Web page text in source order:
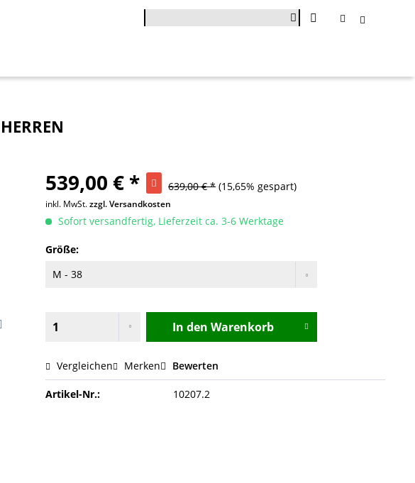
539,00 € * 639,00 € * (15,65% gespart)
inkl. MwSt.zzgl. Versandkosten
Sofort versandfertig, Lieferzeit ca. 3-6 Werktage
Größe:
In den Warenkorb
Vergleichen Merken Bewerten
Artikel-Nr.: 10207.2